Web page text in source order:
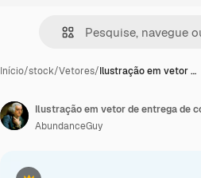
Início/stock/Vetores/Ilustração em vetor …
Ilustração em vetor de entrega de
AbundanceGuy